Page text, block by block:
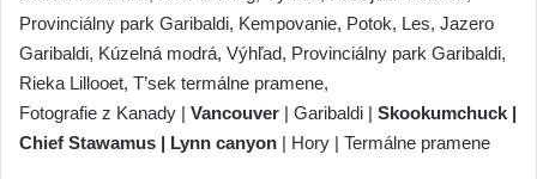
Provinciálny park Garibaldi, Kempovanie, Potok, Les, Jazero
Garibaldi, Kúzelná modrá, Výhľad, Provinciálny park Garibaldi,
Rieka Lillooet, T’sek termálne pramene,
Fotografie z Kanady | Vancouver | Garibaldi | Skookumchuck |
Chief Stawamus | Lynn canyon | Hory | Termálne pramene